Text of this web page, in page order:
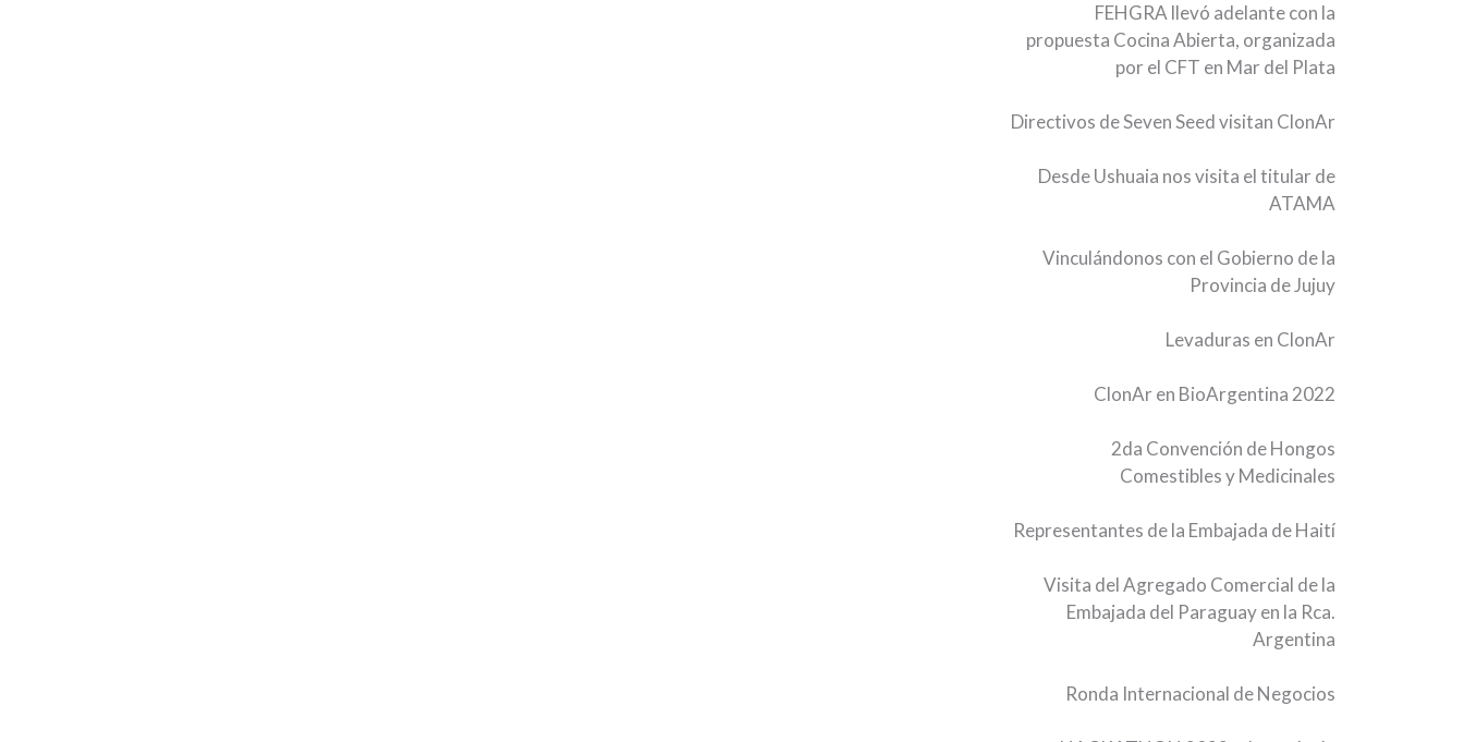
FEHGRA llevó adelante con la
propuesta Cocina Abierta, organizada
por el CFT en Mar del Plata
Directivos de Seven Seed visitan ClonAr
Desde Ushuaia nos visita el titular de
ATAMA
Vinculándonos con el Gobierno de la
Provincia de Jujuy
Levaduras en ClonAr
ClonAr en BioArgentina 2022
2da Convención de Hongos
Comestibles y Medicinales
Representantes de la Embajada de Haití
Visita del Agregado Comercial de la
Embajada del Paraguay en la Rca.
Argentina
Ronda Internacional de Negocios